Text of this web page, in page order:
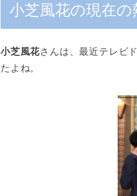
小芝風花の現在の
小芝風花さんは、最近テレビ
たよね。